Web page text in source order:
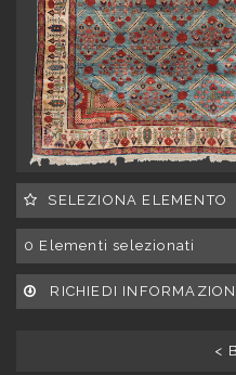
SELEZIONA ELEMENTO
0 Elementi selezionati
RICHIEDI
<